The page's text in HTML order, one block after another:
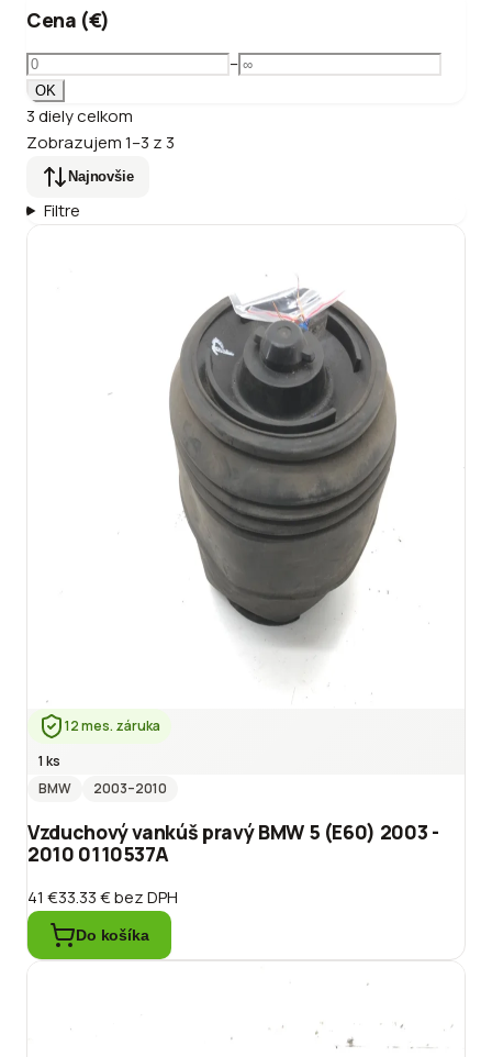
Cena (€)
–
OK
3dielycelkom
Zobrazujem1–3 z 3
Najnovšie
Filtre
12 mes. záruka
1 ks
BMW
2003–2010
Vzduchový vankúš pravý BMW 5 (E60) 2003 -
2010 0110537A
41 €33.33 €bez DPH
Do košíka